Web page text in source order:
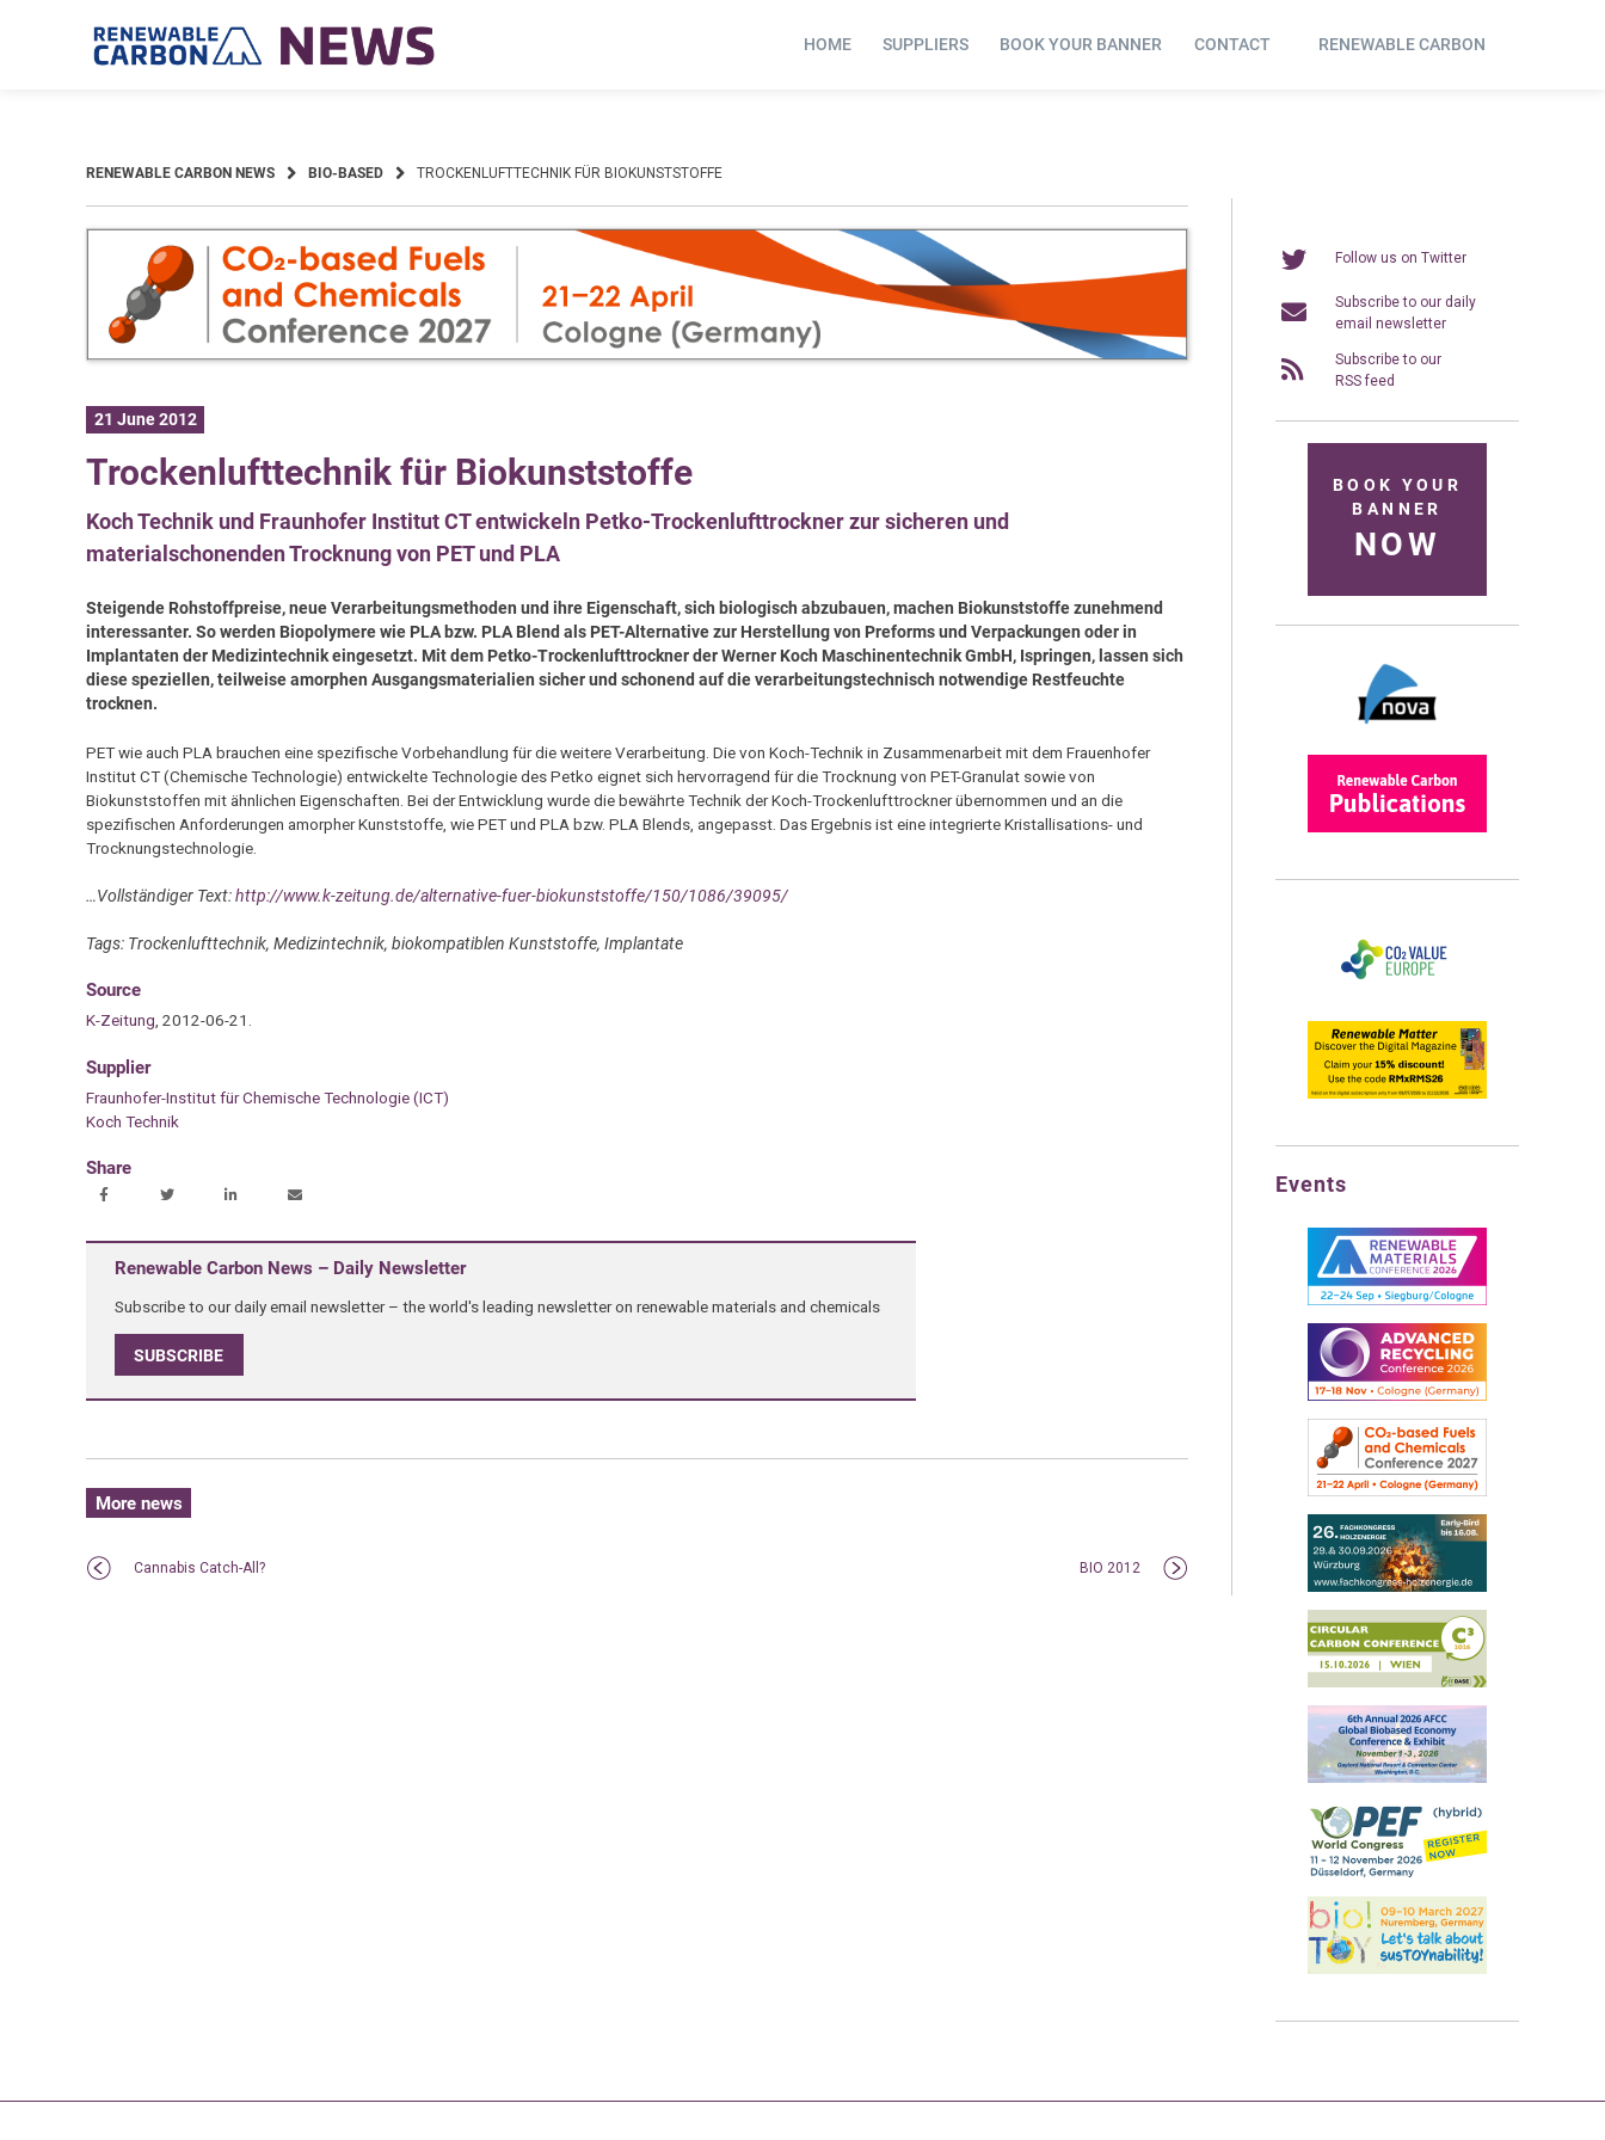
HOME SUPPLIERS BOOK YOUR BANNER CONTACT RENEWABLE CARBON
RENEWABLE CARBON NEWS BIO-BASED TROCKENLUFTTECHNIK FÜR BIOKUNSTSTOFFE
21 June 2012
Trockenlufttechnik für Biokunststoffe
Koch Technik und Fraunhofer Institut CT entwickeln Petko-Trockenlufttrockner zur sicheren und
materialschonenden Trocknung von PET und PLA
Steigende Rohstoffpreise, neue Verarbeitungsmethoden und ihre Eigenschaft, sich biologisch abzubauen, machen Biokunststoffe zunehmend
interessanter. So werden Biopolymere wie PLA bzw. PLA Blend als PET-Alternative zur Herstellung von Preforms und Verpackungen oder in
Implantaten der Medizintechnik eingesetzt. Mit dem Petko-Trockenlufttrockner der Werner Koch Maschinentechnik GmbH, Ispringen, lassen sich
diese speziellen, teilweise amorphen Ausgangsmaterialien sicher und schonend auf die verarbeitungstechnisch notwendige Restfeuchte
trocknen.
PET wie auch PLA brauchen eine spezifische Vorbehandlung für die weitere Verarbeitung. Die von Koch-Technik in Zusammenarbeit mit dem Frauenhofer
Institut CT (Chemische Technologie) entwickelte Technologie des Petko eignet sich hervorragend für die Trocknung von PET-Granulat sowie von
Biokunststoffen mit ähnlichen Eigenschaften. Bei der Entwicklung wurde die bewährte Technik der Koch-Trockenlufttrockner übernommen und an die
spezifischen Anforderungen amorpher Kunststoffe, wie PET und PLA bzw. PLA Blends, angepasst. Das Ergebnis ist eine integrierte Kristallisations- und
Trocknungstechnologie.
…Vollständiger Text:http://www.k-zeitung.de/alternative-fuer-biokunststoffe/150/1086/39095/
Tags: Trockenlufttechnik, Medizintechnik, biokompatiblen Kunststoffe, Implantate
Source
K-Zeitung, 2012-06-21.
Supplier
Fraunhofer-Institut für Chemische Technologie (ICT)
Koch Technik
Share
Renewable Carbon News – Daily Newsletter
Subscribe to our daily email newsletter – the world's leading newsletter on renewable materials and chemicals
SUBSCRIBE
More news
Cannabis Catch-All? BIO 2012
Follow us on Twitter
Subscribe to our daily
email newsletter
Subscribe to our
RSS feed
BOOK YOUR
BANNER
NOW
Events